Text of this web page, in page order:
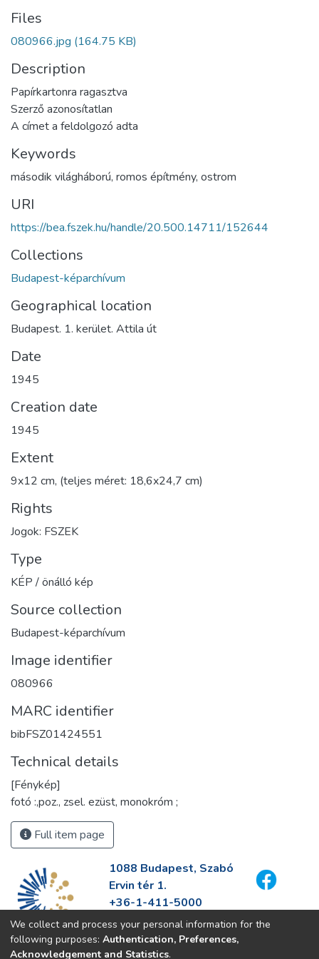
Files
080966.jpg (164.75 KB)
Description
Papírkartonra ragasztva
Szerző azonosítatlan
A címet a feldolgozó adta
Keywords
második világháború, romos építmény, ostrom
URI
https://bea.fszek.hu/handle/20.500.14711/152644
Collections
Budapest-képarchívum
Geographical location
Budapest. 1. kerület. Attila út
Date
1945
Creation date
1945
Extent
9x12 cm, (teljes méret: 18,6x24,7 cm)
Rights
Jogok: FSZEK
Type
KÉP / önálló kép
Source collection
Budapest-képarchívum
Image identifier
080966
MARC identifier
bibFSZ01424551
Technical details
[Fénykép]
fotó :,poz., zsel. ezüst, monokróm ;
Full item page
1088 Budapest, Szabó
Ervin tér 1.
+36-1-411-5000
info@fszek.hu
https://fszek.hu
We collect and process your personal information for the
following purposes: Authentication, Preferences,
Acknowledgement and Statistics.